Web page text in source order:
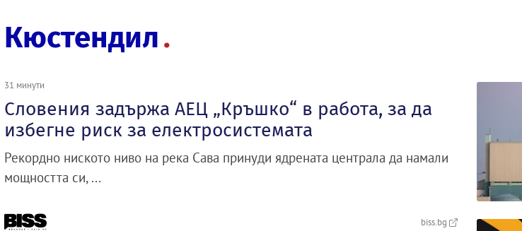
Кюстендил
31 минути
Словения задържа АЕЦ „Кръшко“ в работа, за да
избегне риск за електросистемата
Рекордно ниското ниво на река Сава принуди ядрената централа да намали
мощността си, ...
biss.bg